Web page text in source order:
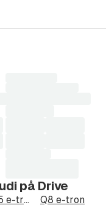
på Drive
Q4 45 e-tron quattro
Q8 e-tron